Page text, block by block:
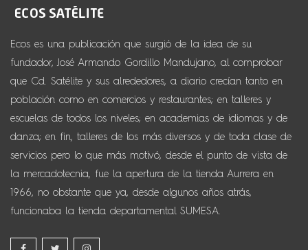
Ecos es una publicación que surgió de la idea de su
fundador, José Armando Gordillo Mandujano, al comprobar
que Cd. Satélite y sus alrededores, a diario crecían tanto en
población como en comercios y restaurantes; en talleres y
escuelas de todos los niveles; en academias de idiomas y de
danza; en fin, talleres de los más diversos y de toda clase de
servicios pero lo que más motivó, desde el punto de vista de
la mercadotecnia, fue la apertura de la tienda Aurrera en
1966, no obstante que ya, desde algunos años atrás,
funcionaba la tienda departamental SUMESA.